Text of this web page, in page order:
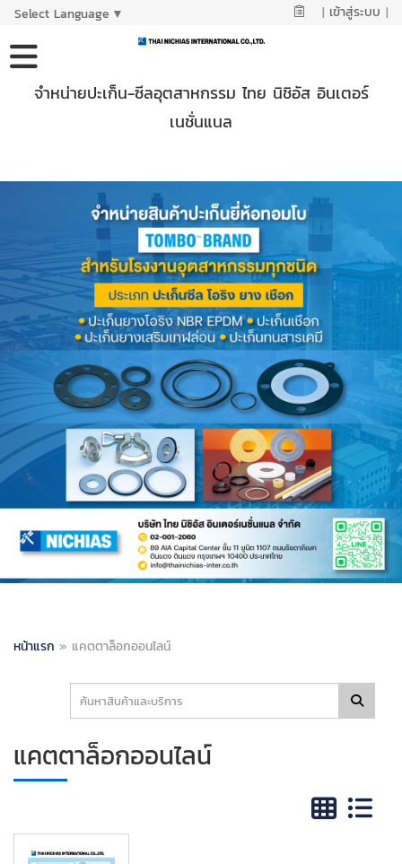
Select Language ▼ | เข้าสู่ระบบ |
จำหน่ายปะเก็น-ซีลอุตสาหกรรม ไทย นิชิอัส อินเตอร์
เนชั่นแนล
หน้าแรก » แคตตาล็อกออนไลน์
แคตตาล็อกออนไลน์